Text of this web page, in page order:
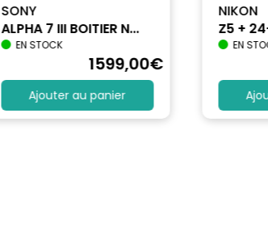
SONY
ALPHA 7 III BOITIER N...
EN STOCK
1599,00€
Ajouter au panier
NIKON
Z5 +
EN